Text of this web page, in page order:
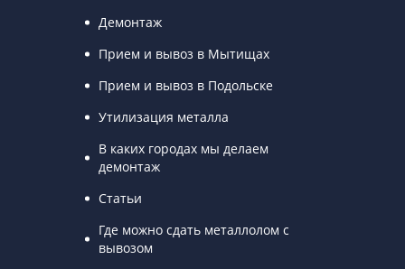
Демонтаж
Прием и вывоз в Мытищах
Прием и вывоз в Подольске
Утилизация металла
В каких городах мы делаем
демонтаж
Статьи
Где можно сдать металлолом с
вывозом